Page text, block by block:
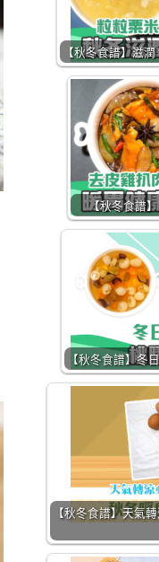
【秋冬食譜】滋
【秋冬食譜
【秋冬食譜】冬
【秋冬食譜】天氣